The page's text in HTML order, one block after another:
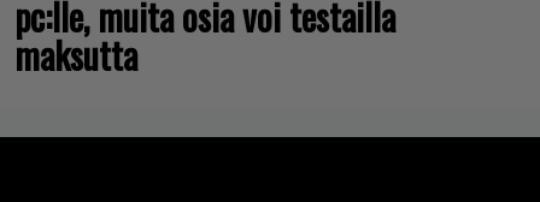
pc:lle, muita osia voi testailla
maksutta